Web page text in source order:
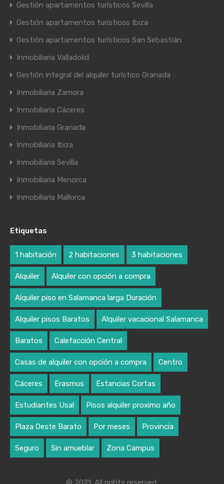
Gestión apartamentos turísticos Sevilla
Gestión apartamentos turísticos Ibiza
Gestión apartamentos turísticos San Sebastián
Inmobiliaria Valladolid
Gestión integral del alquiler turístico Granada
Inmobiliaria Zamora
Inmobiliaria Cáceres
Inmobiliaria Granada
Inmobiliaria Ibiza
Inmobiliaria Sevilla
Inmobiliaria Menorca
Inmobiliaria Mallorca
Etiquetas
1 habitación 2 habitaciones 3 habitaciones
Alquiler Alquiler con opción a compra
Alquiler piso en Salamanca larga Duración
Alquiler pisos Baratos Alquiler vacacional Salamanca
Baratos Calefacción Central
Casas de alquiler con opción a compra Centro
Cáceres Erasmus Estancias Cortas
Estudiantes Usal Pisos alquiler proximo año
Plaza Oeste Barato Por meses Provincia
Seguro Sin amueblar Zona Campus